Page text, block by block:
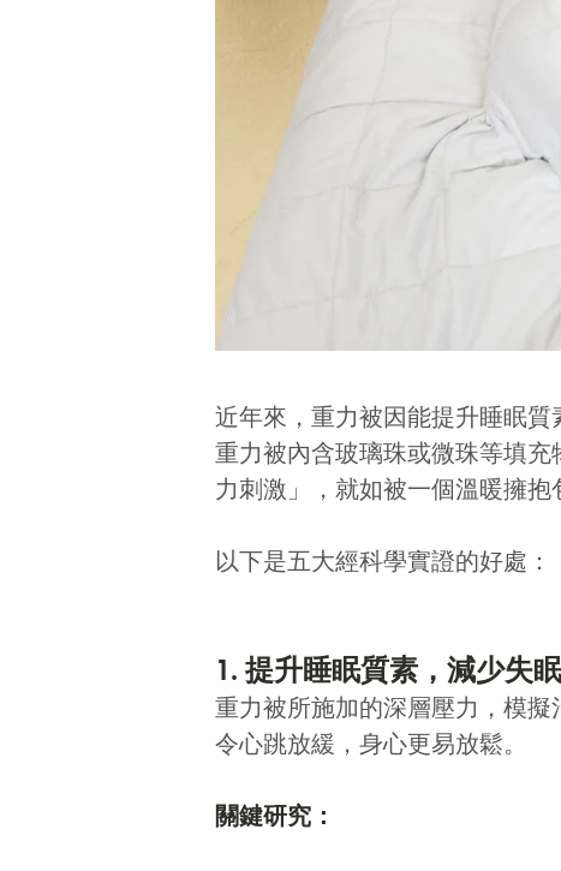
近年來，重力被因能提升睡眠質
重力被內含玻璃珠或微珠等填
力刺激」
，就如被一個溫暖擁抱
以下是五大經科學實證的好處：
1. 提升睡眠質素，減少失
重力被所施加的深層壓力，模擬
令心跳放緩，身心更易放鬆。
關鍵研究：